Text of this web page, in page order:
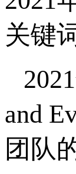
关键
and
团队